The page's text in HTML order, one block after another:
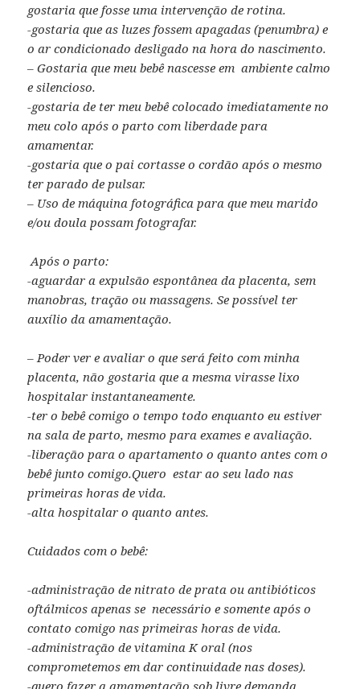
gostaria que fosse uma intervenção de rotina.
-gostaria que as luzes fossem apagadas (penumbra) e
o ar condicionado desligado na hora do nascimento.
– Gostaria que meu bebê nascesse em ambiente calmo
e silencioso.
-gostaria de ter meu bebê colocado imediatamente no
meu colo após o parto com liberdade para
amamentar.
-gostaria que o pai cortasse o cordão após o mesmo
ter parado de pulsar.
– Uso de máquina fotográfica para que meu marido
e/ou doula possam fotografar.
Após o parto:
-aguardar a expulsão espontânea da placenta, sem
manobras, tração ou massagens. Se possível ter
auxílio da amamentação.
– Poder ver e avaliar o que será feito com minha
placenta, não gostaria que a mesma virasse lixo
hospitalar instantaneamente.
-ter o bebê comigo o tempo todo enquanto eu estiver
na sala de parto, mesmo para exames e avaliação.
-liberação para o apartamento o quanto antes com o
bebê junto comigo.Quero estar ao seu lado nas
primeiras horas de vida.
-alta hospitalar o quanto antes.
Cuidados com o bebê:
-administração de nitrato de prata ou antibióticos
oftálmicos apenas se necessário e somente após o
contato comigo nas primeiras horas de vida.
-administração de vitamina K oral (nos
comprometemos em dar continuidade nas doses).